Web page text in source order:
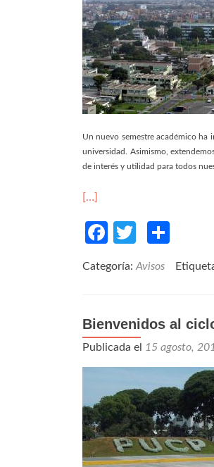
Un nuevo semestre académico ha
universidad. Asimismo,
de interés y utilidad para todos
[…]
Facebook
Twitter
Categoría: Avisos
Bienvenidos al
Publicada el 15 agosto,